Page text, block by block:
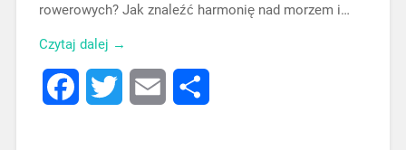
rowerowych? Jak znaleźć harmonię nad morzem i…
Czytaj dalej →
FacebookTwitter Email